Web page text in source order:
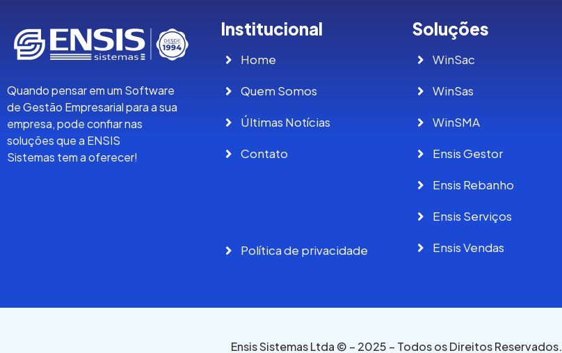
Quando pensar em um Software
de Gestão Empresarial para a sua
empresa, pode confiar nas
soluções que a ENSIS
Sistemas tem a oferecer!
Institucional
Home
Quem Somos
Últimas Notícias
Contato
Política de privacidade
Soluções
WinSac
WinSas
WinSMA
Ensis Gestor
Ensis Rebanho
Ensis Serviços
Ensis Vendas
Ensis Sistemas Ltda © – 2025 – Todos os Direitos Reservados.